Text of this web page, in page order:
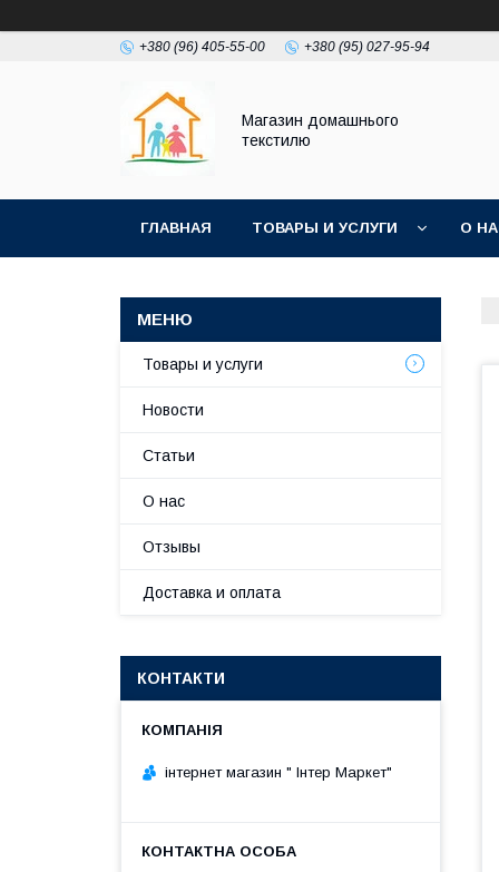
+380 (96) 405-55-00 +380 (95) 027-95-94
Магазин домашнього
текстилю
ГЛАВНАЯ ТОВАРЫ И УСЛУГИ О
Товары и услуги
Новости
Статьи
О нас
Отзывы
Доставка и оплата
КОНТАКТИ
інтернет магазин " Інтер Маркет"